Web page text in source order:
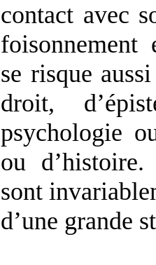
contact avec
foisonnement
se risque
droit,
psychologie
ou d’histoire.
sont
d’une grande